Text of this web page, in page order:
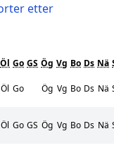
etter
Öl Go GS Ög Vg Bo Ds Nä
Öl Go Ög Vg Bo Ds Nä
Öl Go GS Ög Vg Bo Ds Nä